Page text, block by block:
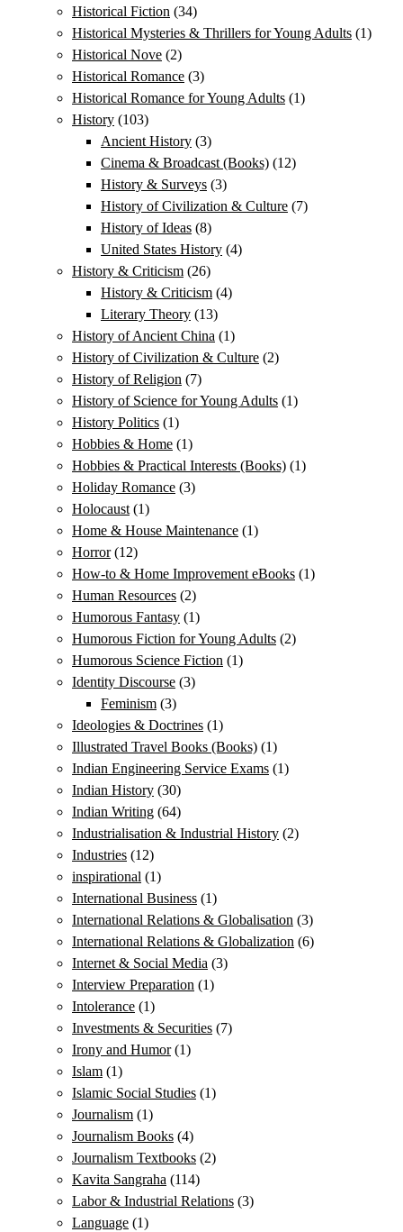
Historical Fiction (34)
Historical Mysteries & Thrillers for Young Adults (1)
Historical Nove (2)
Historical Romance (3)
Historical Romance for Young Adults (1)
History (103)
Ancient History (3)
Cinema & Broadcast (Books) (12)
History & Surveys (3)
History of Civilization & Culture (7)
History of Ideas (8)
United States History (4)
History & Criticism (26)
History & Criticism (4)
Literary Theory (13)
History of Ancient China (1)
History of Civilization & Culture (2)
History of Religion (7)
History of Science for Young Adults (1)
History Politics (1)
Hobbies & Home (1)
Hobbies & Practical Interests (Books) (1)
Holiday Romance (3)
Holocaust (1)
Home & House Maintenance (1)
Horror (12)
How-to & Home Improvement eBooks (1)
Human Resources (2)
Humorous Fantasy (1)
Humorous Fiction for Young Adults (2)
Humorous Science Fiction (1)
Identity Discourse (3)
Feminism (3)
Ideologies & Doctrines (1)
Illustrated Travel Books (Books) (1)
Indian Engineering Service Exams (1)
Indian History (30)
Indian Writing (64)
Industrialisation & Industrial History (2)
Industries (12)
inspirational (1)
International Business (1)
International Relations & Globalisation (3)
International Relations & Globalization (6)
Internet & Social Media (3)
Interview Preparation (1)
Intolerance (1)
Investments & Securities (7)
Irony and Humor (1)
Islam (1)
Islamic Social Studies (1)
Journalism (1)
Journalism Books (4)
Journalism Textbooks (2)
Kavita Sangraha (114)
Labor & Industrial Relations (3)
Language (1)